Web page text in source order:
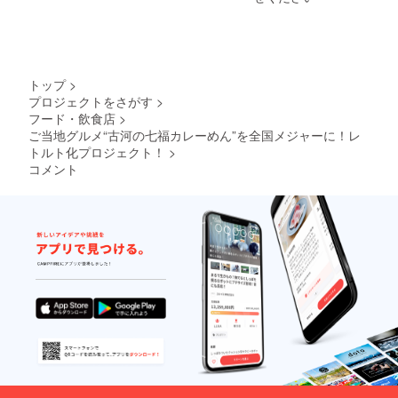
トップ >
プロジェクトをさがす >
フード・飲食店 >
ご当地グルメ“古河の七福カレーめん”を全国メジャーに！レ
トルト化プロジェクト！ >
コメント